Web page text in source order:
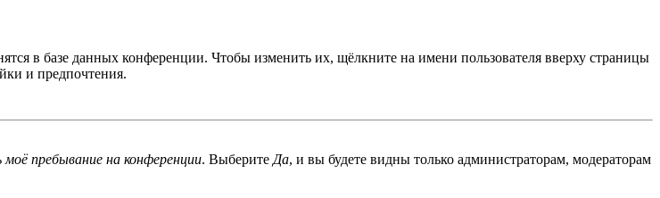
в базе данных конференции. Чтобы изменить их, щёлкните на имени пользователя вверху страницы
и предпочтения.
пребывание на конференции. ВыберитеДа, и вы будете видны только администраторам, модераторам